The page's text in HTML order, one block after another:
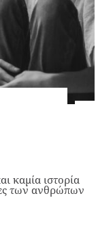
καμία ιστορία
των ανθρώπων